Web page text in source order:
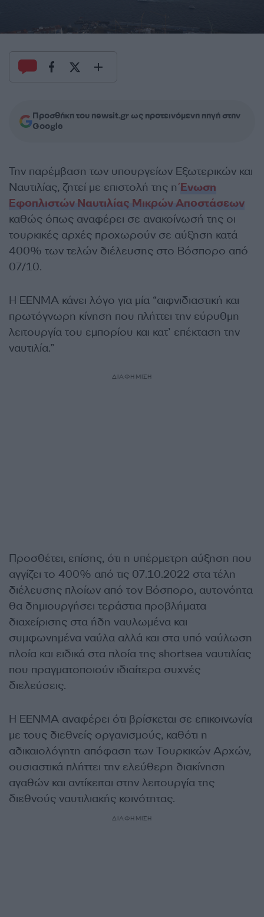
Προσθήκη του newsit.gr ως προτεινόμενη πηγή στην
Google
Την παρέμβαση των υπουργείων Εξωτερικών και
Ναυτιλίας, ζητεί με επιστολή της ηΈνωση
Εφοπλιστών Ναυτιλίας Μικρών Αποστάσεων
καθώς όπως αναφέρει σε ανακοίνωσή της οι
τουρκικές αρχές προχωρούν σε αύξηση κατά
400% των τελών διέλευσης στο Βόσπορο από
07/10.
Η ΕΕΝΜΑ κάνει λόγο για μία “αιφνιδιαστική και
πρωτόγνωρη κίνηση που πλήττει την εύρυθμη
λειτουργία του εμπορίου και κατ’ επέκταση την
ναυτιλία.”
ΔΙΑΦΗΜΙΣΗ
Προσθέτει, επίσης, ότι η υπέρμετρη αύξηση που
αγγίζει το 400% από τις 07.10.2022 στα τέλη
διέλευσης πλοίων από τον Βόσπορο, αυτονόητα
θα δημιουργήσει τεράστια προβλήματα
διαχείρισης στα ήδη ναυλωμένα και
συμφωνημένα ναύλα αλλά και στα υπό ναύλωση
πλοία και ειδικά στα πλοία της shortsea ναυτιλίας
που πραγματοποιούν ιδιαίτερα συχνές
διελεύσεις.
Η ΕΕΝΜΑ αναφέρει ότι βρίσκεται σε επικοινωνία
με τους διεθνείς οργανισμούς, καθότι η
αδικαιολόγητη απόφαση των Τουρκικών Αρχών,
ουσιαστικά πλήττει την ελεύθερη διακίνηση
αγαθών και αντίκειται στην λειτουργία της
διεθνούς ναυτιλιακής κοινότητας.
ΔΙΑΦΗΜΙΣΗ